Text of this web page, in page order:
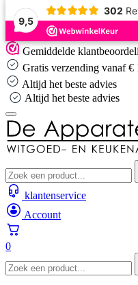
9,5
302
Skip
to
content
Gemiddelde
Gratis verzending vanaf €
Altijd het beste advies
Altijd het beste advies
klantenservice
Account
0